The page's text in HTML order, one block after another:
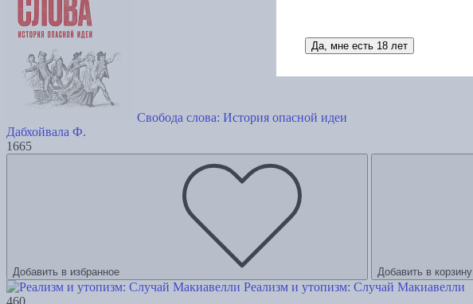
Свобода слова: История опасной идеи
Дабхойвала Ф.
1665
Добавить в избранное Добавить в корзину
Реализм и утопизм: Случай Макиавелли
Да, мне есть 18 лет